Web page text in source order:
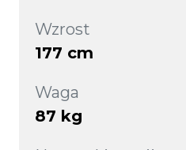
Wzrost
177 cm
Waga
87 kg